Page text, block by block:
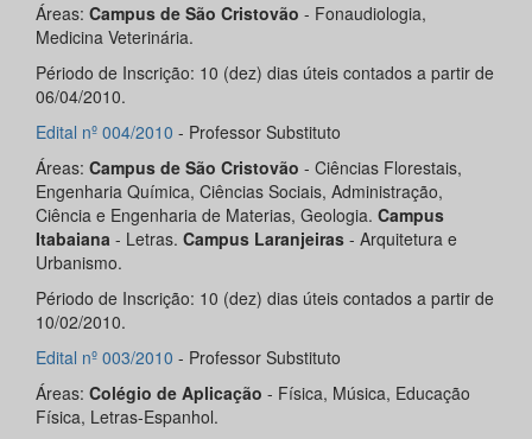
Áreas: Campus de São Cristovão - Fonaudiologia,
Medicina Veterinária.
Périodo de Inscrição: 10 (dez) dias úteis contados a partir de
06/04/2010.
Edital nº 004/2010 - Professor Substituto
Áreas: Campus de São Cristovão - Ciências Florestais,
Engenharia Química, Ciências Sociais, Administração,
Ciência e Engenharia de Materias, Geologia. Campus
Itabaiana - Letras. Campus Laranjeiras - Arquitetura e
Urbanismo.
Périodo de Inscrição: 10 (dez) dias úteis contados a partir de
10/02/2010.
Edital nº 003/2010 - Professor Substituto
Áreas: Colégio de Aplicação - Física, Música, Educação
Física, Letras-Espanhol.